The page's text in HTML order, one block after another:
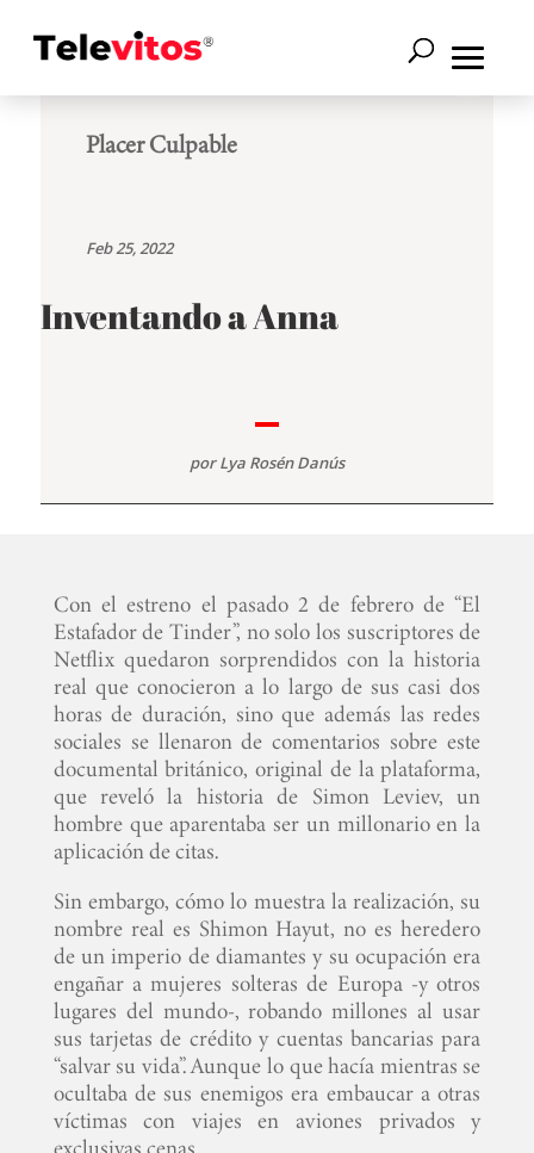
Placer Culpable
Feb 25, 2022
Inventando a Anna
porLya Rosén Danús
Con el estreno el pasado 2 de febrero de “El
Estafador de Tinder”, no solo los suscriptores de
Netflix quedaron sorprendidos con la historia
real que conocieron a lo largo de sus casi dos
horas de duración, sino que además las redes
sociales se llenaron de comentarios sobre este
documental británico, original de la plataforma,
que reveló la historia de Simon Leviev, un
hombre que aparentaba ser un millonario en la
aplicación de citas.
Sin embargo, cómo lo muestra la realización, su
nombre real es Shimon Hayut, no es heredero
de un imperio de diamantes y su ocupación era
engañar a mujeres solteras de Europa -y otros
lugares del mundo-, robando millones al usar
sus tarjetas de crédito y cuentas bancarias para
“salvar su vida”. Aunque lo que hacía mientras se
ocultaba de sus enemigos era embaucar a otras
víctimas con viajes en aviones privados y